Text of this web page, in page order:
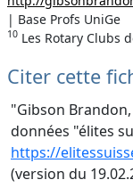
| Base Profs UniGe
10 Les Rotary Clubs
Citer cette
"Gibson Brandon,
données "élites
https://
(version du